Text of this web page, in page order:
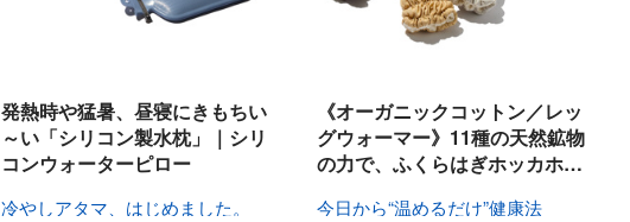
発熱時や猛暑、昼寝にきもちい
～い「シリコン製水枕」｜シリ
コンウォーターピロー
冷やしアタマ、はじめました。
《オーガニックコットン／レッ
グウォーマー》11種の天然鉱物
の力で、ふくらはぎホッカホ…
今日から“温めるだけ”健康法